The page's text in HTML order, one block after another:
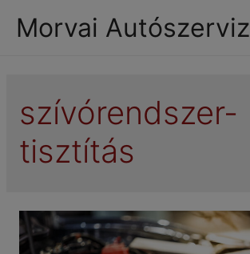
Morvai Autószerviz
szívórendszer-
tisztítás